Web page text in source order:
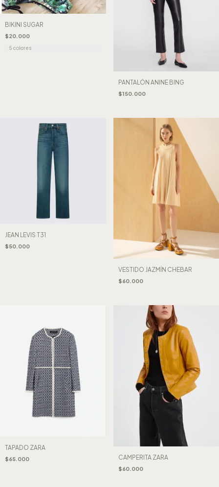
BIKINI SUGAR
$20.000
5 colores
PANTALÓN ANINE BING
$150.000
JEAN LEVIS T31
$50.000
VESTIDO JAZMÍN CHEBAR
$60.000
TAPADO ZARA
$65.000 CAMPERITA ZARA
$60.000